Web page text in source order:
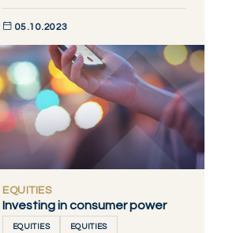
05.10.2023
DÉCOUVRIR MAINTENANT
EQUITIES
Investing in consumer power
EQUITIES EQUITIES